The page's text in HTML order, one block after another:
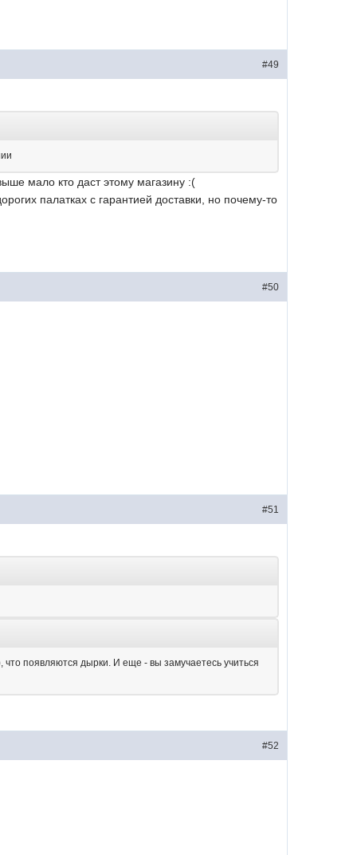
#49
мало кто даст этому магазину :(
палатках с гарантией доставки, но почему-то
#50
#51
появляются дырки. И еще - вы замучаетесь учиться
#52